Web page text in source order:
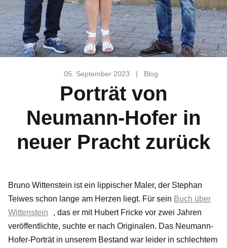
05. September 2023 | Blog
Porträt von
Neumann-Hofer in
neuer Pracht zurück
Bruno Wittenstein ist ein lippischer Maler, der Stephan
Teiwes schon lange am Herzen liegt. Für sein Buch über
Wittenstein
, das er mit Hubert Fricke vor zwei Jahren
veröffentlichte, suchte er nach Originalen. Das Neumann-
Hofer-Porträt in unserem Bestand war leider in schlechtem